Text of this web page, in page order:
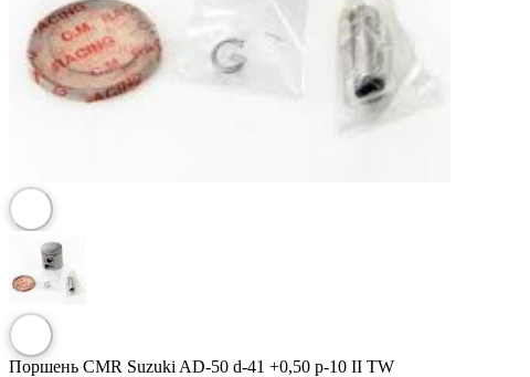
Поршень CMR Suzuki AD-50 d-41 +0,50 p-10 II TW